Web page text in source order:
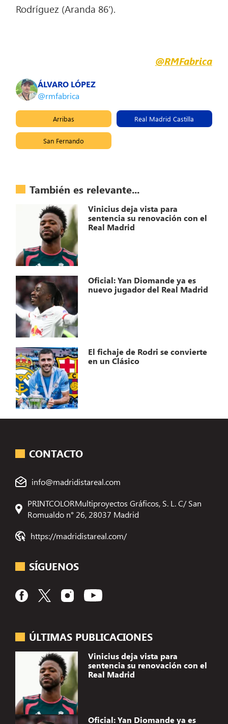
Rodríguez (Aranda 86′).
@RMFabrica
ÁLVARO LÓPEZ
@rmfabrica
Arribas Real Madrid Castilla
San Fernando
También es relevante...
Vinicius deja vista para
sentencia su renovación con el
Real Madrid
Oficial: Yan Diomande ya es
nuevo jugador del Real Madrid
El fichaje de Rodri se convierte
en un Clásico
ÚLTIMAS PUBLICACIONES
Vinicius deja vista para
sentencia su renovación con el
Real Madrid
Oficial: Yan Diomande ya es
CONTACTO
info@madridistareal.com
PRINTCOLORMultiproyectos Gráficos, S. L. C/ San
Romualdo n° 26, 28037 Madrid
https://madridistareal.com/
SÍGUENOS